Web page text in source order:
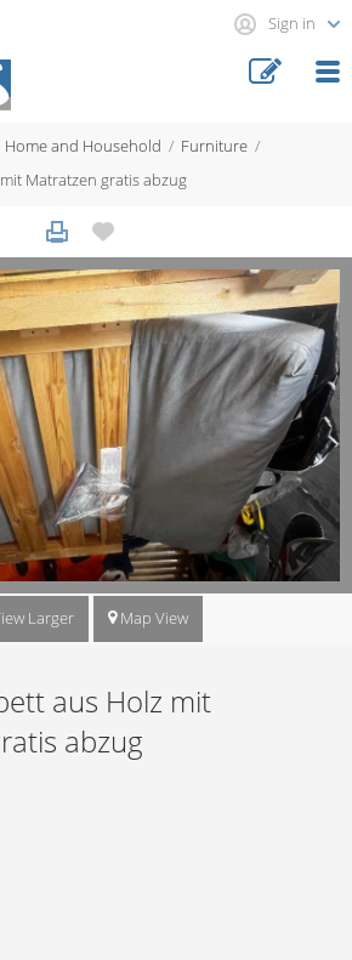
Sign in
Home and Household
Furniture
Matratzen gratis abzug
Larger Map View
aus Holz mit
abzug